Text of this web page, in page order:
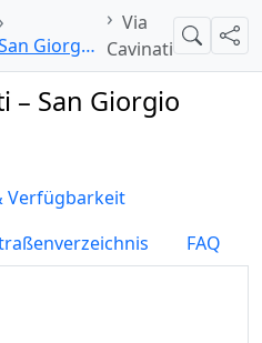
San Giorgio delle Pertiche
Via
Cavinati
Suche
– San Giorgio
Verfügbarkeit
FAQ